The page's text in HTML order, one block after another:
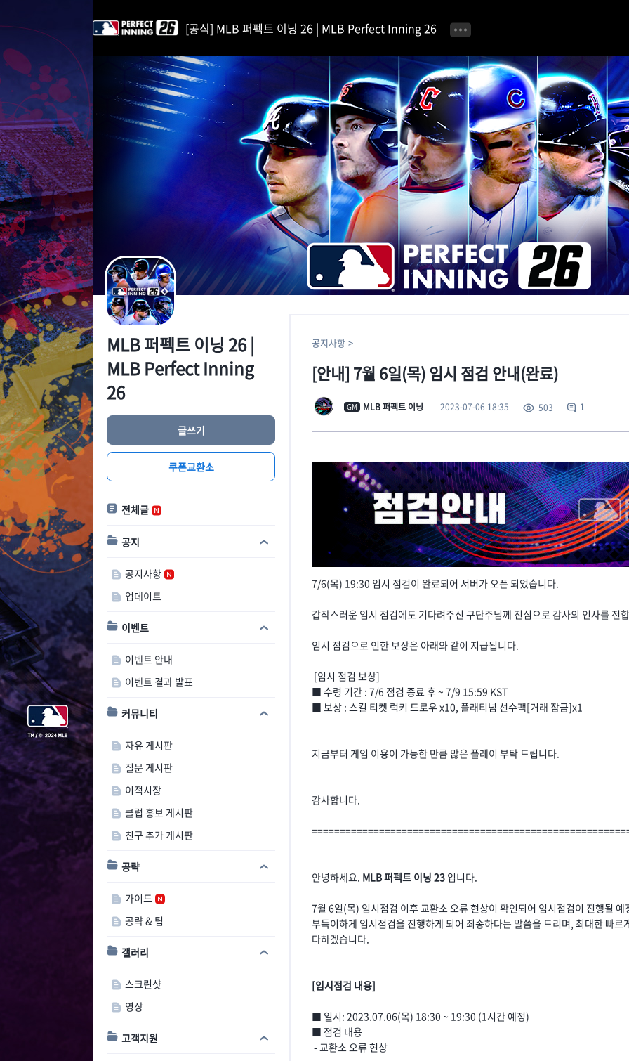
o
C
o
n
t
e
n
t
[공식] MLB 퍼펙트 이닝 26 | MLB Perfect Inning 26
공지사항 이벤트 안내 자유 게시판 가이드
MLB 퍼펙트 이닝 26 |
MLB Perfect Inning
26
글쓰기
쿠폰교환소
전체글
공지
공지사항
업데이트
이벤트
이벤트 안내
이벤트 결과 발표
커뮤니티
자유 게시판
질문 게시판
이적시장
클럽 홍보 게시판
친구 추가 게시판
공략
가이드
공략 & 팁
갤러리
스크린샷
영상
고객지원
공지사항
[안내] 7월 6일(목) 임시 점검 안내(완료)
GM MLB 퍼펙트 이닝 2023-07-06 18:35 503 1
7/6(목) 19:30 임시 점검이 완료되어 서버가 오픈 되었습니다.
갑작스러운 임시 점검에도 기다려주신 구단주님께 진심으로 감사의 인사를 전
임시 점검으로 인한 보상은 아래와 같이 지급됩니다.
[임시 점검 보상]
■ 수령 기간 : 7/6 점검 종료 후 ~ 7/9 15:59 KST
■ 보상 : 스킬 티켓 럭키 드로우 x10, 플래티넘 선수팩[거래 잠금]x1
지금부터 게임 이용이 가능한 만큼 많은 플레이 부탁 드립니다.
감사합니다.
안녕하세요. MLB 퍼펙트 이닝 23 입니다.
7월 6일(목) 임시점검 이후 교환소 오류 현상이 확인되어 임시점검이 진행될 예
부득이하게 임시점검을 진행하게 되어 죄송하다는 말씀을 드리며, 최대한 빠르
다하겠습니다.
[임시점검 내용]
■ 일시: 2023.07.06(목) 18:30 ~ 19:30 (1시간 예정)
■ 점검 내용
- 교환소 오류 현상